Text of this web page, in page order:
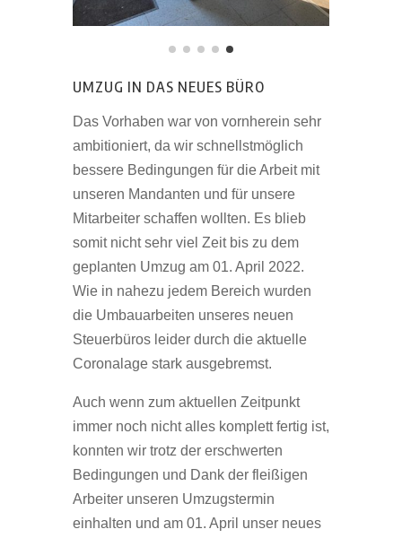
UMZUG IN DAS NEUES BÜRO
Das Vorhaben war von vornherein sehr
ambitioniert, da wir schnellstmöglich
bessere Bedingungen für die Arbeit mit
unseren Mandanten und für unsere
Mitarbeiter schaffen wollten. Es blieb
somit nicht sehr viel Zeit bis zu dem
geplanten Umzug am 01. April 2022.
Wie in nahezu jedem Bereich wurden
die Umbauarbeiten unseres neuen
Steuerbüros leider durch die aktuelle
Coronalage stark ausgebremst.
Auch wenn zum aktuellen Zeitpunkt
immer noch nicht alles komplett fertig ist,
konnten wir trotz der erschwerten
Bedingungen und Dank der fleißigen
Arbeiter unseren Umzugstermin
einhalten und am 01. April unser neues